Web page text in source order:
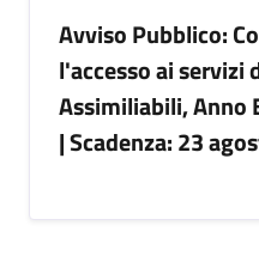
Avviso Pubblico:
l'accesso ai servizi
Assimiliabili, Anno
| Scadenza: 23